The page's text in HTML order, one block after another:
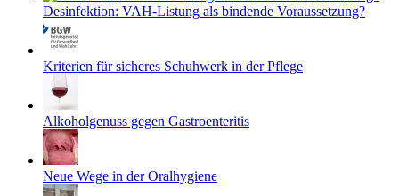
Desinfektion: VAH-Listung als bindende Voraussetzung?
Kriterien für sicheres Schuhwerk in der Pflege
Alkoholgenuss gegen Gastroenteritis
Neue Wege in der Oralhygiene